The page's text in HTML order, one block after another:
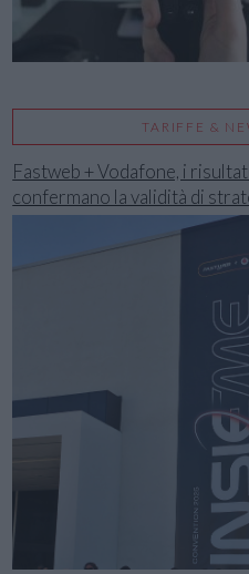
TARIFFE &
Fastweb + Vodafone, i
confermano la validità di